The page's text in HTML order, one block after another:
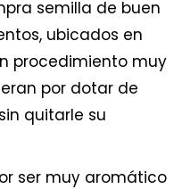
semilla de buen
ubicados en
procedimiento muy
por dotar de
ser muy aromático